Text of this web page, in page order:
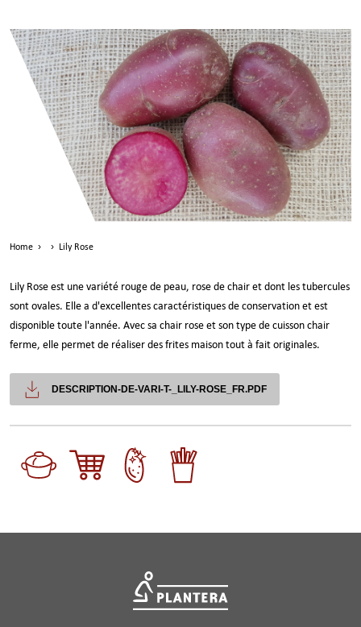
Home › › Lily Rose
Lily Rose est une variété rouge de peau, rose de chair et dont les tubercules
sont ovales. Elle a d'excellentes caractéristiques de conservation et est
disponible toute l'année. Avec sa chair rose et son type de cuisson chair
ferme, elle permet de réaliser des frites maison tout à fait originales.
DESCRIPTION-DE-VARI-T-_LILY-ROSE_FR.PDF